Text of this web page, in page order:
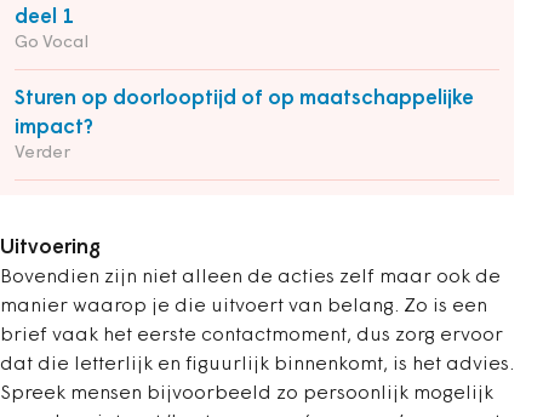
deel 1
Go Vocal
Sturen op doorlooptijd of op maatschappelijke
impact?
Verder
Uitvoering
Bovendien zijn niet alleen de acties zelf maar ook de
manier waarop je die uitvoert van belang. Zo is een
brief vaak het eerste contactmoment, dus zorg ervoor
dat die letterlijk en figuurlijk binnenkomt, is het advies.
Spreek mensen bijvoorbeeld zo persoonlijk mogelijk